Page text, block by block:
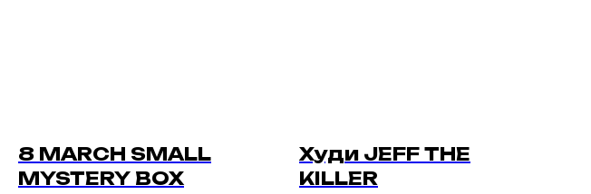
8 MARCH SMALL
MYSTERY BOX
Худи JEFF THE
KILLER